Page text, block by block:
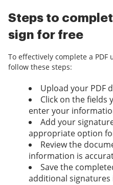
Steps to
sign for free
To effectively complete a
follow these steps:
Upload your PDF
Click on the fields
enter your
Add your
appropriate option
Review the
information is
Save the
additional signatures